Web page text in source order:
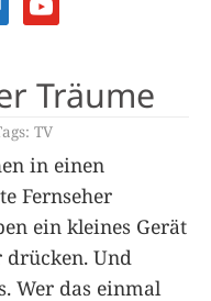
Träume
TV
in einen
Fernseher
ein kleines Gerät
Und
Wer das einmal